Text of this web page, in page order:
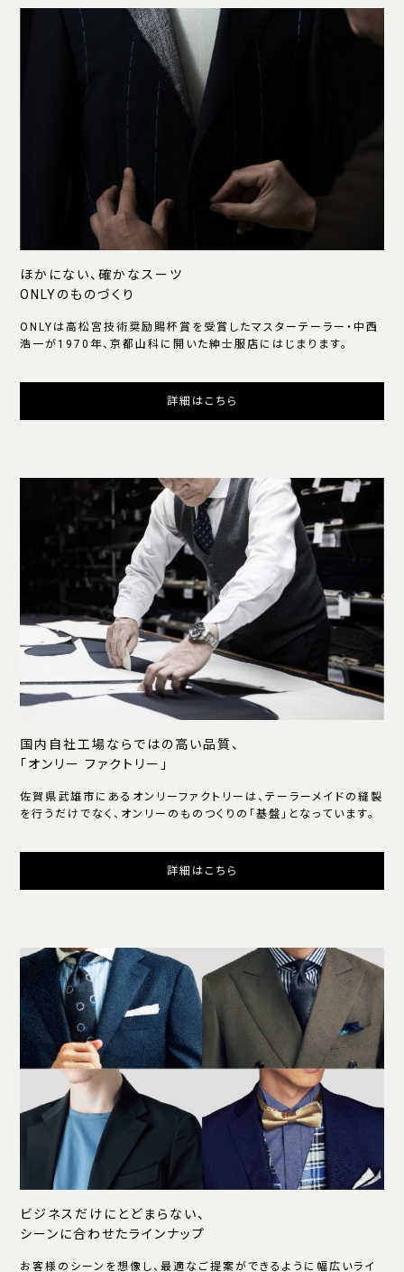
ほかにない、確かなスーツ
ONLYのものづくり
ONLYは高松宮技術奨励賜杯賞を受賞したマスターテーラー・中西
浩一が1970年、京都山科に開いた紳士服店にはじまります。
詳細はこちら
国内自社工場ならではの高い品質、
「オンリー ファクトリー」
佐賀県武雄市にあるオンリーファクトリーは、テーラーメイドの縫製
を行うだけでなく、オンリーのものつくりの「基盤」となっています。
詳細はこちら
ビジネスだけにとどまらない、
シーンに合わせたラインナップ
お客様のシーンを想像し、最適なご提案ができるように幅広いライ